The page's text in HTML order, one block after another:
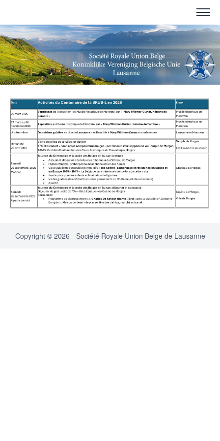
Copyright © 2026 - Société Royale Union Belge de Lausanne